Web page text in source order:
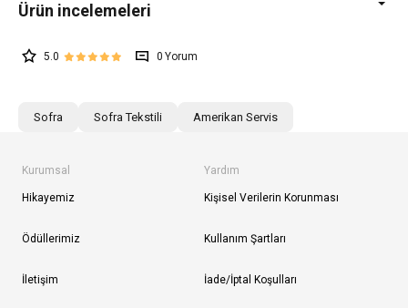
5.0 0
Sofra Sofra Tekstili Amerikan Servis
Kurumsal
Hikayemiz
Ödüllerimiz
İletişim
Yardım
Kişisel Verilerin Korunması
Kullanım Şartları
İade/İptal Koşulları